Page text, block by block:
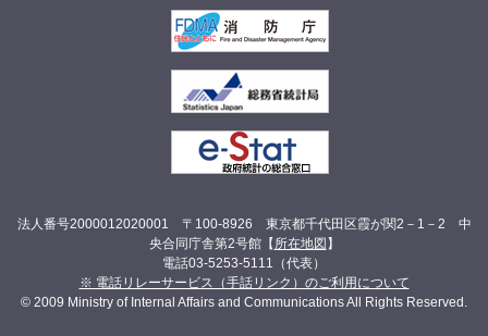
法人番号2000012020001 〒100-8926 東京都千代田区霞が関2－1－2 中
央合同庁舎第2号館【 所在地図 】
電話03-5253-5111（代表）
※ 電話リレーサービス（手話リンク）のご利用について
© 2009 Ministry of Internal Affairs and Communications All Rights Reserved.